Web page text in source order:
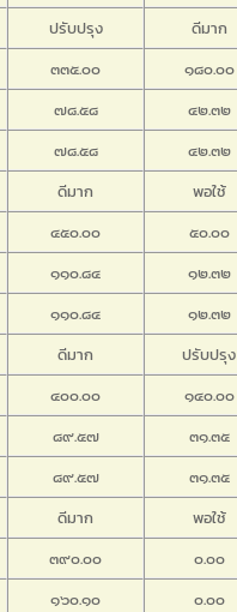
ปรับปรุง
ดีมาก
๓๓๕.๐๐
๑๘๐.๐๐
๗๘.๕๘
๔๒.๓๒
๗๘.๕๘
๔๒.๓๒
ดีมาก
พอใช้
๔๕๐.๐๐
๕๐.๐๐
๑๑๐.๘๔
๑๒.๓๒
๑๑๐.๘๔
๑๒.๓๒
ดีมาก
ปรับปรุง
๔๐๐.๐๐
๑๔๐.๐๐
๘๙.๕๗
๓๑.๓๕
๘๙.๕๗
๓๑.๓๕
ดีมาก
พอใช้
๓๙๐.๐๐
๐.๐๐
๑๖๐.๑๐
๐.๐๐